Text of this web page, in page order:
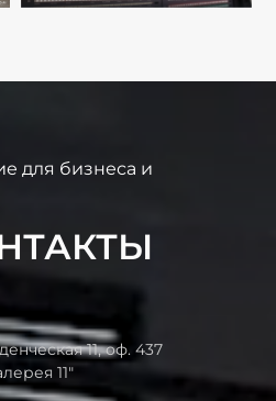
для бизнеса и
11, оф. 437
11"